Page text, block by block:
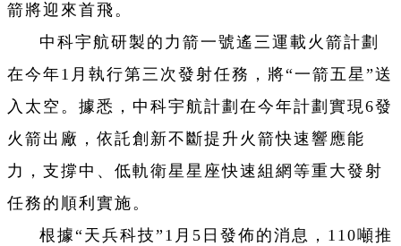
箭將迎來首飛。
中科宇航研製的力箭一號遙三運載火箭計劃
在今年1月執行第三次發射任務，將“一箭五星”送
入太空。據悉，中科宇航計劃在今年計劃實現6發
火箭出廠，依託創新不斷提升火箭快速響應能
力，支撐中、低軌衛星星座快速組網等重大發射
任務的順利實施。
根據“天兵科技”1月5日發佈的消息，110噸推